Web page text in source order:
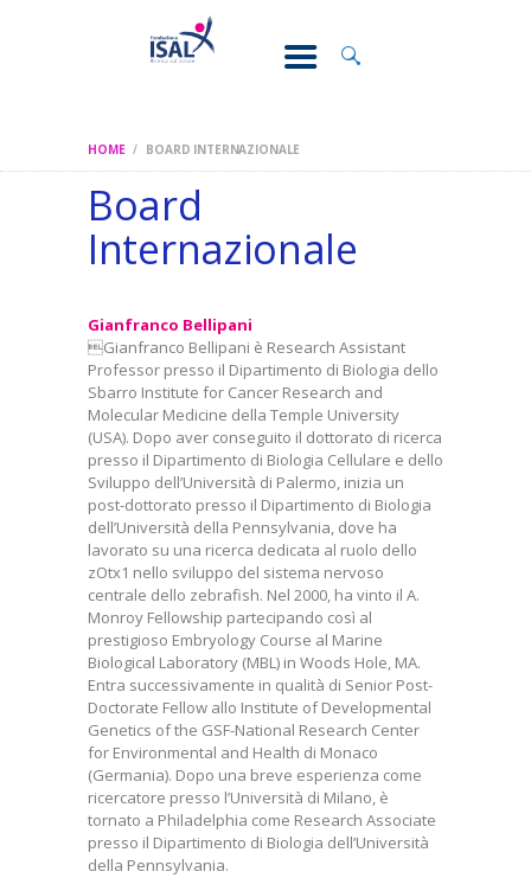
HOME BOARD INTERNAZIONALE
Board
Internazionale
CONOSCI IL
DOLORE
RICERCA
FORMAZIONE
CHI SIAMO
Gianfranco Bellipani
Gianfranco Bellipani è Research Assistant
Professor presso il Dipartimento di Biologia dello
Sbarro Institute for Cancer Research and
Molecular Medicine della Temple University
(USA). Dopo aver conseguito il dottorato di ricerca
presso il Dipartimento di Biologia Cellulare e dello
Sviluppo dell’Università di Palermo, inizia un
post-dottorato presso il Dipartimento di Biologia
dell’Università della Pennsylvania, dove ha
lavorato su una ricerca dedicata al ruolo dello
zOtx1 nello sviluppo del sistema nervoso
centrale dello zebrafish. Nel 2000, ha vinto il A.
Monroy Fellowship partecipando così al
prestigioso Embryology Course al Marine
Biological Laboratory (MBL) in Woods Hole, MA.
Entra successivamente in qualità di Senior Post-
Doctorate Fellow allo Institute of Developmental
Genetics of the GSF-National Research Center
for Environmental and Health di Monaco
(Germania). Dopo una breve esperienza come
ricercatore presso l’Università di Milano, è
tornato a Philadelphia come Research Associate
presso il Dipartimento di Biologia dell’Università
della Pennsylvania.